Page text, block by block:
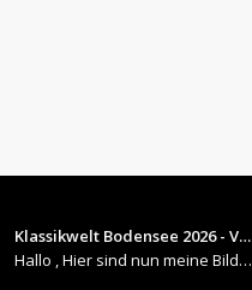
Klassikwelt Bodensee 2026 - V…
Hallo , Hier sind nun meine Bilder 2026er Klassikwelt Bodensee 😀 https://up.picr.de/51125547rb.jpg https://up.pi